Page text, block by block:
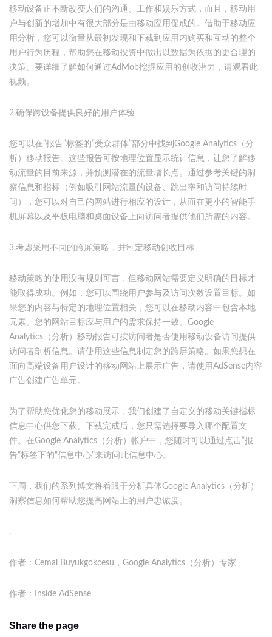
移动设备正不断改变人们的沟通、工作和娱乐方式，而且，移动用
户与创新的增加中有很大部分是由移动应用促成的。借助于移动应
用分析，您可以衡量从最初发现和下载到应用内购买和互动的整个
用户行为历程，帮助您在移动投资中做出以数据为依据的更合理的
决策。要详细了解如何通过AdMob挖掘应用的创收潜力，请观看此
视频。
2.确保跨设备提供良好的用户体验
您可以在“报告”标签的“受众群体”部分中找到Google Analytics（分
析）移动报告。这些报告可按地理位置显示统计信息，让您了解移
动流量的目前来源，并预测潜在的流量增长点。通过参考关键的洞
察信息和指标（例如吸引网站流量的设备、跳出率和访问持续时
间），您可以对自己的网站进行相应的设计，从而在更小的智能手
机屏幕以及平板电脑和桌面设备上向访问者提供他们所需的内容。
3.考虑采用不同的跨屏策略，并制定移动创收目标
移动策略的使用没有规则可言，但移动网站需要定义明确的目标才
能取得成功。例如，您可以围绕用户参与及访问次数设置目标。如
果您的内容与特定的地理位置相关，您可以在移动内容中包含本地
元素。您的网站目标应与用户的需求保持一致。Google
Analytics（分析）移动报告可按访问者是否使用移动设备访问提供
访问者剖析信息。请使用这些信息制定您的跨屏策略。如果您想在
面向高端设备用户设计的移动网站上展示广告，请使用AdSense内容
广告创建广告单元。
为了帮助您优化您的移动展示，我们创建了自定义的移动关键指标
信息中心供您下载。下载完成后，您只需选择要导入哪个配置文
件。在Google Analytics（分析）帐户中，您随时可以通过点击“报
告”标签下的“信息中心”来访问此信息中心。
下周，我们的系列博文将着眼于分析具体Google Analytics（分析）
洞察信息如何帮助您提高网站上的用户忠诚度。
.
作者：Cemal Buyukgokcesu，Google Analytics（分析）专家
作者：Inside AdSense
Share the page